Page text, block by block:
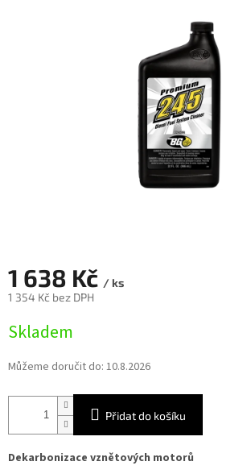
1 638 Kč / ks
1 354 Kč bez DPH
cena:
Skladem
Můžeme doručit do: 10.8.2026
Přidat do košíku
Dekarbonizace vznětových motorů